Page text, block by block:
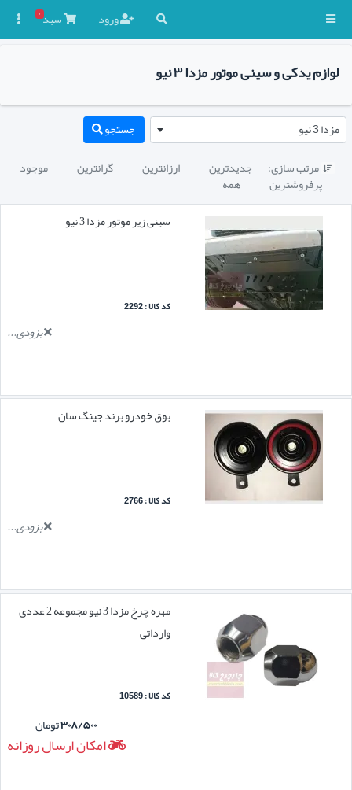
ورود سبد۰
لوازم یدکی و سینی موتور مزدا ۳ نیو
مزدا 3 نیو جستجو
 مرتب سازی: جدیدترین ارزانترین گرانترین موجود
پرفروشترین
همه
سینی زیر موتور مزدا 3 نیو
کد کالا : 2292
بزودی...
بوق خودرو برند جینگ سان
کد کالا : 2766
بزودی...
مهره چرخ مزدا 3 نیو مجموعه 2 عددی
وارداتی
کد کالا : 10589
۳۰۸/۵۰۰تومان
امکان ارسال روزانه